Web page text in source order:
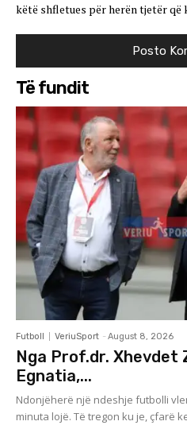
këtë shfletues për herën tjetër që
Të fundit
Futboll VeriuSport - August 8, 2026
Nga Prof.dr. Xhevdet
Egnatia,...
Ndonjëherë një ndeshje futbolli
minuta lojë. Të tregon ku je, çfarë